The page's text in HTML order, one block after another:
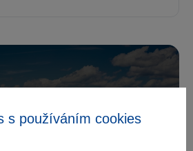
s používáním cookies
si Vysočinu